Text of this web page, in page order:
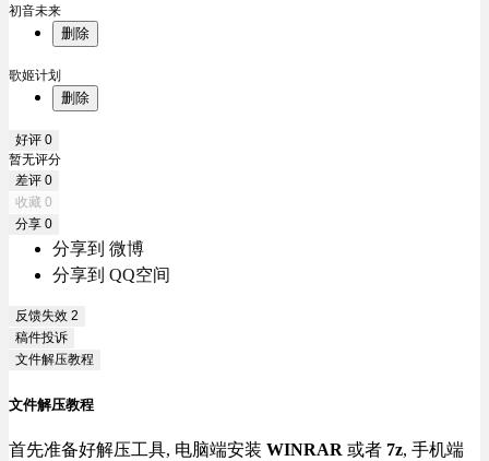
初音未来
删除
歌姬计划
删除
好评 0
暂无评分
差评 0
收藏 0
分享 0
分享到 微博
分享到 QQ空间
反馈失效 2
稿件投诉
文件解压教程
文件解压教程
首先准备好解压工具, 电脑端安装 WINRAR 或者 7z, 手机端